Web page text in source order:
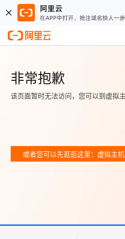
非常抱歉
该页面暂时无法访问，您可以到虚拟
或者您可以先逛逛这里：虚拟主